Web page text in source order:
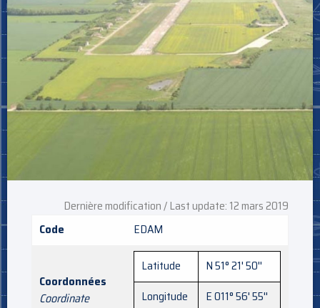
Dernière modification / Last update: 12 mars 2019
Code
EDAM
Coordonnées
Coordinate
Latitude
N 51° 21' 50''
Longitude
E 011° 56' 55''